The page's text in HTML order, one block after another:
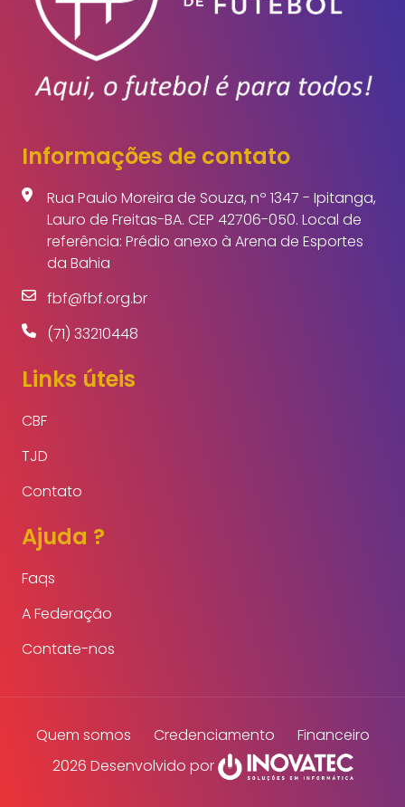
Informações de contato
Rua Paulo Moreira de Souza, nº 1347 - Ipitanga,
Lauro de Freitas-BA. CEP 42706-050. Local de
referência: Prédio anexo à Arena de Esportes
da Bahia
fbf@fbf.org.br
(71) 33210448
Links úteis
CBF
TJD
Contato
Ajuda ?
Faqs
A Federação
Contate-nos
Quem somos Credenciamento
Financeiro
2026 Desenvolvido por